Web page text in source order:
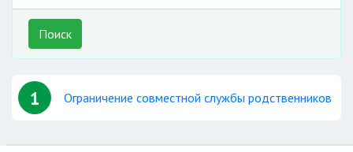
Поиск
1 Ограничение совместной службы родственников